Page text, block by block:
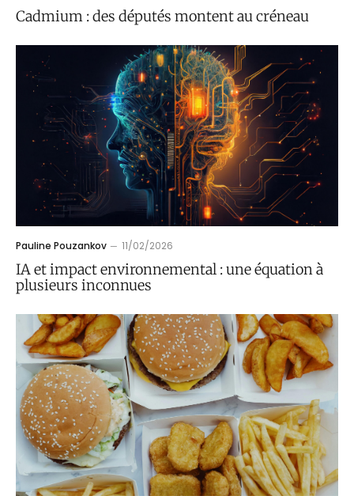
Cadmium : des députés montent au créneau
Pauline Pouzankov 11/02/2026
IA et impact environnemental : une équation à
plusieurs inconnues